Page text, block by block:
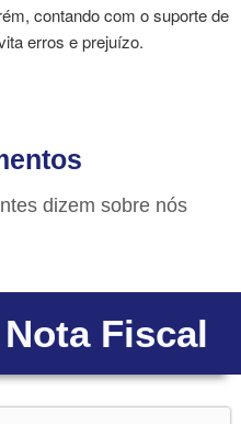
contando com o suporte de
erros e prejuízo.
dizem sobre nós
Fiscal